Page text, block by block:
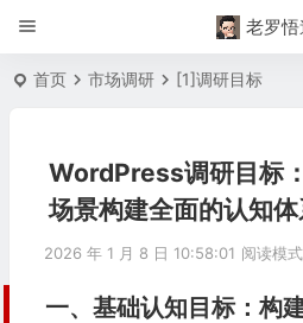
老罗悟
首页 市场调研 [1]调研目标
WordPress调研目标
场景构建全面的认知
2026 年 1 月 8 日 10:58:01 阅读模式
一、基础认知目标：构